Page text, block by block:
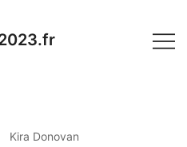
Kira Donovan